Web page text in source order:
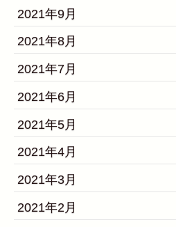
2021年9月
2021年8月
2021年7月
2021年6月
2021年5月
2021年4月
2021年3月
2021年2月